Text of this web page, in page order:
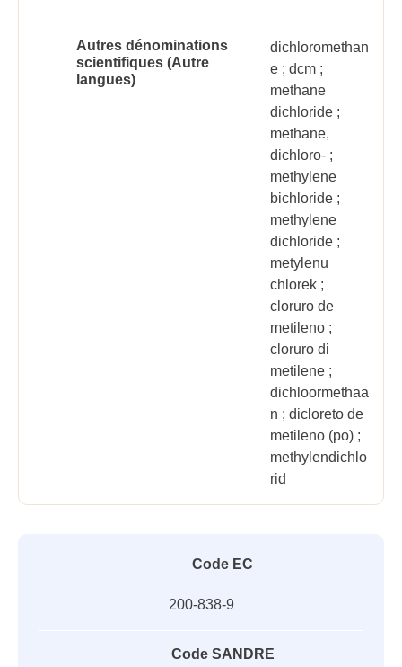
Autres dénominations
scientifiques (Autre
langues)
dichloromethan
e ; dcm ;
methane
dichloride ;
methane,
dichloro- ;
methylene
bichloride ;
methylene
dichloride ;
metylenu
chlorek ;
cloruro de
metileno ;
cloruro di
metilene ;
dichloormethaa
n ; dicloreto de
metileno (po) ;
methylendichlo
rid
Code EC
200-838-9
Code SANDRE